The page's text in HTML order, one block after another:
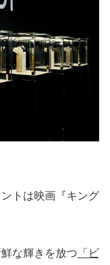
トは映画『キング
な輝きを放つ 「ビ